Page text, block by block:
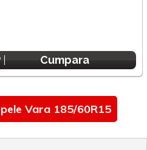
Cumpara
Vara 185/60R15